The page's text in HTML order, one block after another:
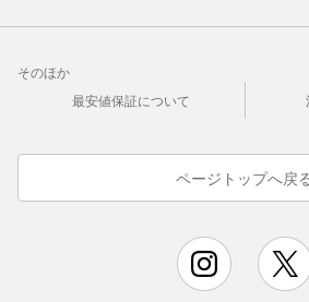
そのほか
最安値保証について
ページトップへ戻